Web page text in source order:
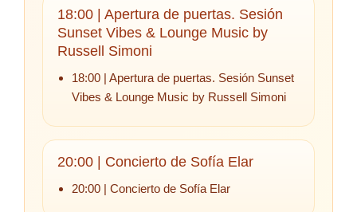
18:00 | Apertura de puertas. Sesión
Sunset Vibes & Lounge Music by
Russell Simoni
18:00 | Apertura de puertas. Sesión Sunset
Vibes & Lounge Music by Russell Simoni
20:00 | Concierto de Sofía Elar
20:00 | Concierto de Sofía Elar